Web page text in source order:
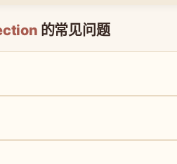
的常见问题